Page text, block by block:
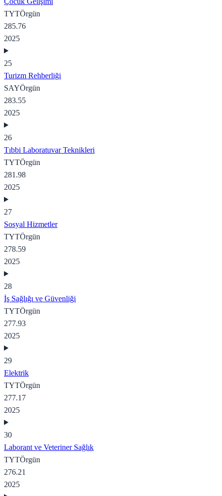
TYTÖrgün
285.76
2025
25
Turizm Rehberliği
SAYÖrgün
283.55
2025
26
Tıbbi Laboratuvar Teknikleri
TYTÖrgün
281.98
2025
27
Sosyal Hizmetler
TYTÖrgün
278.59
2025
28
İş Sağlığı ve Güvenliği
TYTÖrgün
277.93
2025
29
Elektrik
TYTÖrgün
277.17
2025
30
Laborant ve Veteriner Sağlık
TYTÖrgün
276.21
2025